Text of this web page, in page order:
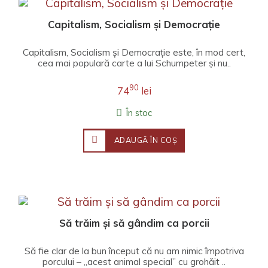
Capitalism, Socialism și Democrație
Capitalism, Socialism și Democrație este, în mod cert,
cea mai populară carte a lui Schumpeter și nu..
7490 lei
În stoc
ADAUGĂ ÎN COŞ
Să trăim și să gândim ca porcii
Să fie clar de la bun început că nu am nimic împotriva
porcului – „acest animal special” cu grohăit ..